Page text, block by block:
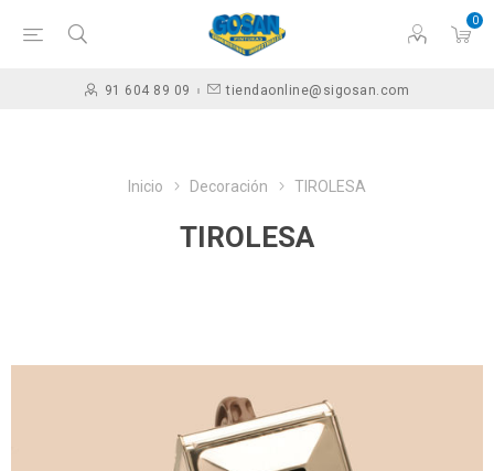
0
91 604 89 09 tiendaonline@sigosan.com
Inicio Decoración TIROLESA
TIROLESA